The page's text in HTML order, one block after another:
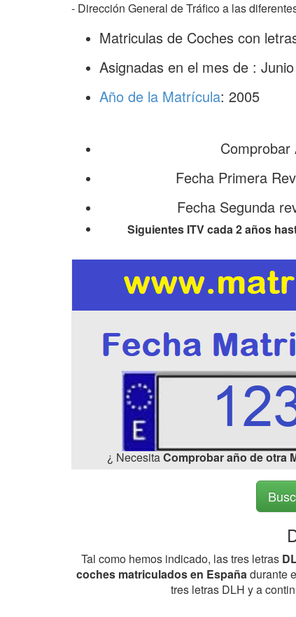
- Dirección General de Tráfico a las
Matriculas de Coches con
Asignadas en el mes de :
Año de la Matrícula: 2005
Fecha Primera
Fecha Segunda
Siguientes ITV cada 2 años
¿ NecesitaComprobar año de otra
Tal como hemos indicado, las tres letras
coches matriculados en Españadurante
tres letras DLH y a